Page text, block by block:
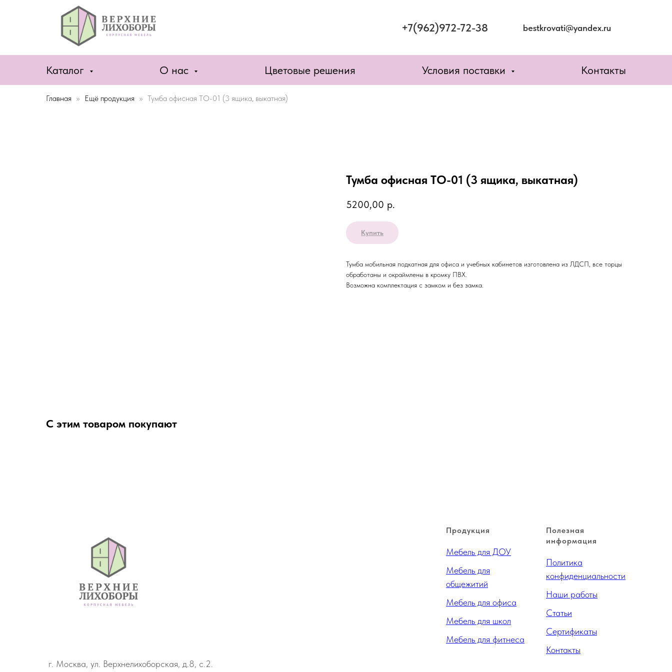
+7(962)972-72-38 bestkrovati@yandex.ru
Каталог О нас Цветовые решения Условия поставки Контакты
Главная Ещё продукция Тумба офисная ТО-01 (3 ящика, выкатная)
Тумба офисная ТО-01 (3 ящика, выкатная)
5200,00 р.
Купить
Тумба мобильная подкатная для офиса и учебных кабинетов изготовлена из ЛДСП, все торцы
обработаны и окраймлены в кромку ПВХ.
Возможна комплектация с замком и без замка.
С этим товаром покупают
г. Москва, ул. Верхнелихоборская, д.8, с.2.
Продукция
Мебель для ДОУ
Мебель для
общежитий
Мебель для офиса
Мебель для школ
Мебель для фитнеса
Полезная
информация
Политика
конфиденциальности
Наши работы
Статьи
Сертификаты
Контакты